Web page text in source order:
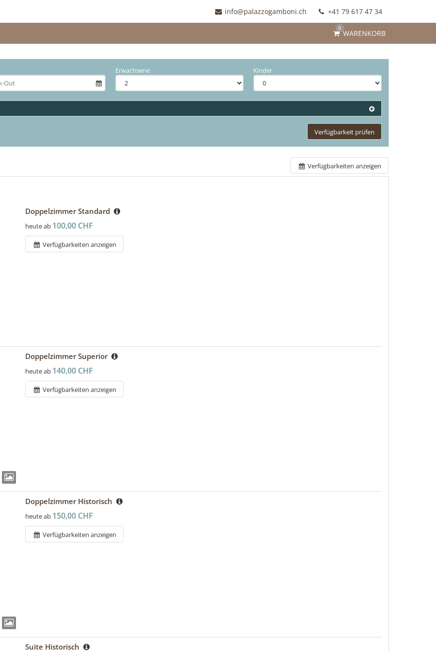
info@palazzogamboni.ch +41 79 617 47 34
0
WARENKORB
Erwachsene Kinder
Verfügbarkeit prüfen
Verfügbarkeiten anzeigen
Doppelzimmer Standard
heute ab 100,00 CHF
Verfügbarkeiten anzeigen
Doppelzimmer Superior
heute ab 140,00 CHF
Verfügbarkeiten anzeigen
Doppelzimmer Historisch
heute ab 150,00 CHF
Verfügbarkeiten anzeigen
Suite Historisch